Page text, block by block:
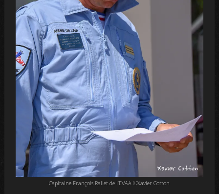
Capitaine François Rallet de l’EVAA ©Xavier Cotton